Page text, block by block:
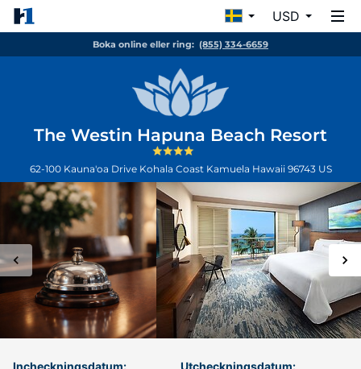
USD
Boka online eller ring: (855) 334-6659
The Westin Hapuna Beach Resort
62-100 Kauna'oa Drive Kohala Coast Kamuela Hawaii 96743 US
Incheckningsdatum: Utcheckningsdatum: